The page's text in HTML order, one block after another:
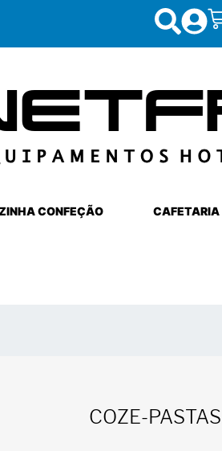
CONFEÇÃO CAFETARIA
COZE-PASTAS